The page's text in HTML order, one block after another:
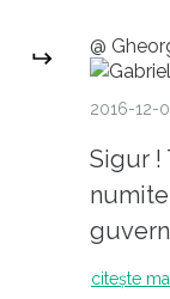
@
2016-12-
Sigur !